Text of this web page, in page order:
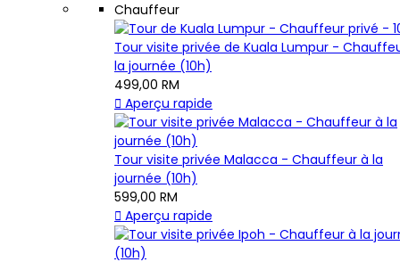
Chauffeur
Tour visite privée de Kuala Lumpur -
la journée (10h)
499,00 RM
 Aperçu rapide
Tour visite privée Malacca - Chauffeur à la
journée (10h)
599,00 RM
 Aperçu rapide